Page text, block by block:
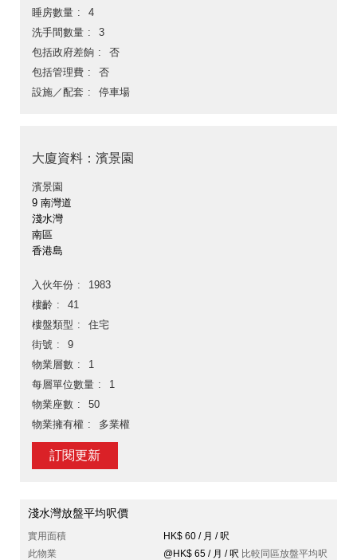
睡房數量
4
洗手間數量
3
包括政府差餉
否
包括管理費
否
設施／配套
停車場
大廈資料：濱景園
濱景園
9 南灣道
淺水灣
南區
香港島
入伙年份
1983
樓齡
41
樓盤類型
住宅
街號
9
物業層數
1
每層單位數量
1
物業座數
50
物業擁有權
多業權
訂閱更新
淺水灣放盤平均呎價
實用面積
HK$ 60 / 月 / 呎
此物業
@HK$ 65 / 月 / 呎 比較同區放盤平均呎